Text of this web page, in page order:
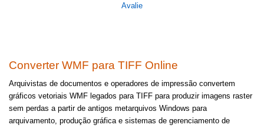
Avalie
Converter WMF para TIFF Online
Arquivistas de documentos e operadores de impressão convertem
gráficos vetoriais WMF legados para TIFF para produzir imagens raster
sem perdas a partir de antigos metarquivos Windows para
arquivamento, produção gráfica e sistemas de gerenciamento de